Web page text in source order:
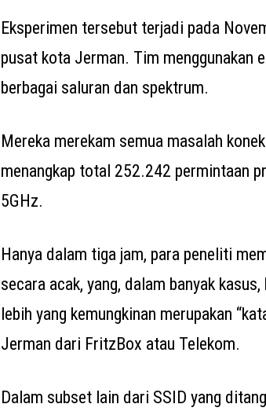
Eksperimen tersebut terjadi pada
pusat kota Jerman. Tim menggunakan
berbagai saluran dan spektrum.
Mereka merekam semua masalah
menangkap total 252.242 permintaan
5GHz.
Hanya dalam tiga jam, para peneliti
secara acak, yang, dalam banyak
lebih yang kemungkinan merupakan
Jerman dari FritzBox atau Telekom.
Dalam subset lain dari SSID yang